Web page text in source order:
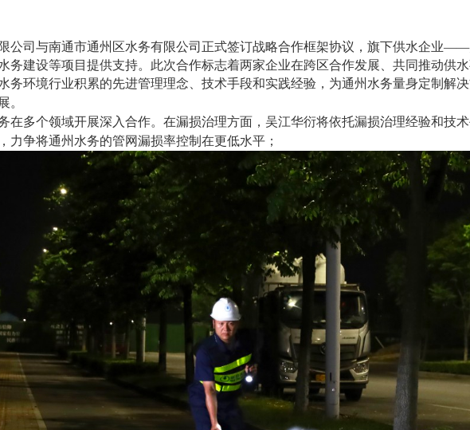
公司与南通市通州区水务有限公司正式签订战略合作框架协议，旗下供水企业
务建设等项目提供支持。此次合作标志着两家企业在跨区合作发展、共同推动供
务环境行业积累的先进管理理念、技术手段和实践经验，为通州水务量身定制解
。
在多个领域开展深入合作。在漏损治理方面，吴江华衍将依托漏损治理经验和技
力争将通州水务的管网漏损率控制在更低水平；